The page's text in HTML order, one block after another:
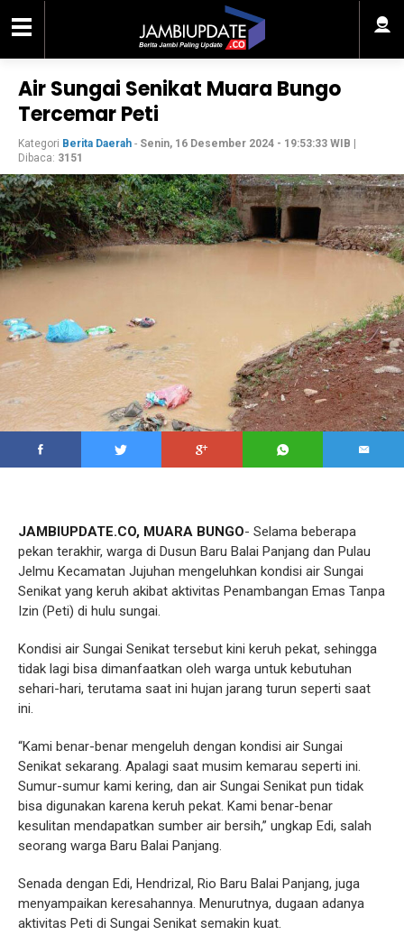
Air Sungai Senikat Muara Bungo
Tercemar Peti
Kategori Berita Daerah - Senin, 16 Desember 2024 - 19:53:33 WIB
Dibaca: 3151
JAMBIUPDATE.CO, MUARA BUNGO- Selama beberapa
pekan terakhir, warga di Dusun Baru Balai Panjang dan Pulau
Jelmu Kecamatan Jujuhan mengeluhkan kondisi air Sungai
Senikat yang keruh akibat aktivitas Penambangan Emas Tanpa
Izin (Peti) di hulu sungai.
Kondisi air Sungai Senikat tersebut kini keruh pekat, sehingga
tidak lagi bisa dimanfaatkan oleh warga untuk kebutuhan
sehari-hari, terutama saat ini hujan jarang turun seperti saat
ini.
“Kami benar-benar mengeluh dengan kondisi air Sungai
Senikat sekarang. Apalagi saat musim kemarau seperti ini.
Sumur-sumur kami kering, dan air Sungai Senikat pun tidak
bisa digunakan karena keruh pekat. Kami benar-benar
kesulitan mendapatkan sumber air bersih,” ungkap Edi, salah
seorang warga Baru Balai Panjang.
Senada dengan Edi, Hendrizal, Rio Baru Balai Panjang, juga
menyampaikan keresahannya. Menurutnya, dugaan adanya
aktivitas Peti di Sungai Senikat semakin kuat.